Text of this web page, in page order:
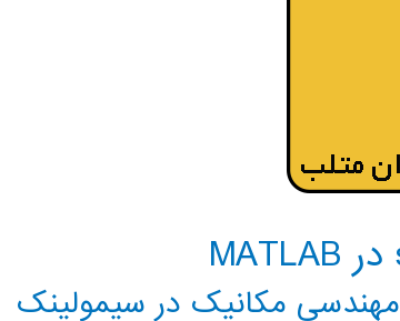
مهندسی مکانیک در سیمولینک